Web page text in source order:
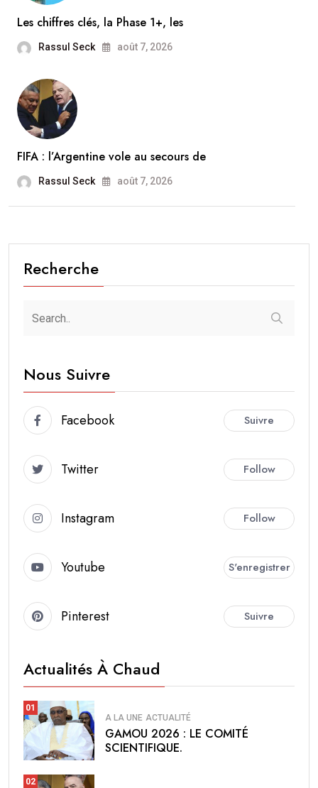
Les chiffres clés, la Phase 1+, les
Rassul Seck août 7, 2026
FIFA : l’Argentine vole au secours de
Rassul Seck août 7, 2026
Recherche
Nous Suivre
Facebook Suivre
Twitter Follow
Instagram Follow
Youtube S'enregistrer
Pinterest Suivre
Actualités À Chaud
01
A LA UNE ACTUALITÉ
GAMOU 2026 : LE COMITÉ
SCIENTIFIQUE.
02